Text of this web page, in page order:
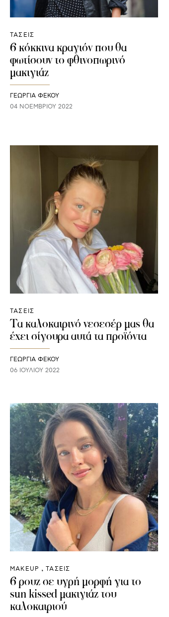
ΤΑΣΕΙΣ
6 κόκκινα κραγιόν που θα
φωτίσουν το φθινοπωρινό
μακιγιάζ
ΓΕΩΡΓΙΑ ΦΕΚΟΥ
04 ΝΟΕΜΒΡΊΟΥ 2022
ΤΑΣΕΙΣ
Τα καλοκαιρινό νεσεσέρ μας θα
έχει σίγουρα αυτά τα προϊόντα
ΓΕΩΡΓΙΑ ΦΕΚΟΥ
06 ΙΟΥΛΊΟΥ 2022
ΜAKEUP ΤΑΣΕΙΣ
6 ρουζ σε υγρή μορφή για το
sun kissed μακιγιάζ του
καλοκαιριού